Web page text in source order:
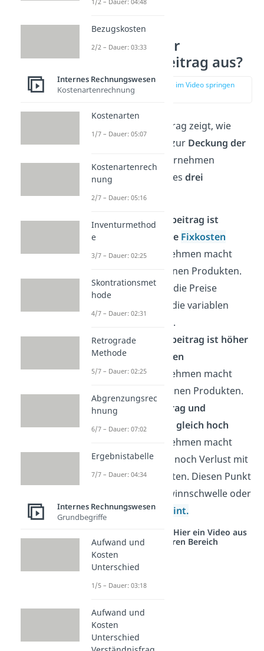
Was sagt der
Deckungsbeitrag aus?
zur Stelle im Video springen
Der Deckungsbeitrag zeigt, wie
stark ein Produkt zur Deckung der
im Unternehmen
beiträgt. Hier gibt es drei
Möglichkeiten:
Der Deckungsbeitrag ist
geringer als die Fixkosten
→Das Unternehmen macht
mit seinen Produkten.
Du musst also die Preise
erhöhen oder die variablen
Kosten senken.
Der Deckungsbeitrag ist höher
als die Fixkosten
→Das Unternehmen macht
mit seinen Produkten.
Deckungsbeitrag und
Fixkosten sind gleich hoch
Das Unternehmen macht
weder Gewinn noch Verlust mit
seinen Produkten. Diesen Punkt
nennst du Gewinnschwelle oder
Break-Even-Point.
Studyflix vernetzt: Hier ein Video aus
einem anderen Bereich
Bezugskosten
2/2 – Dauer: 03:33
Internes Rechnungswesen
Kostenartenrechnung
Kostenarten
1/7 – Dauer: 05:07
Kostenartenrech
nung
2/7 – Dauer: 05:16
Inventurmethod
e
3/7 – Dauer: 02:25
Skontrationsmet
hode
4/7 – Dauer: 02:31
Retrograde
Methode
5/7 – Dauer: 02:25
Abgrenzungsrec
hnung
6/7 – Dauer: 07:02
Ergebnistabelle
7/7 – Dauer: 04:34
Internes Rechnungswesen
Grundbegriffe
Aufwand und
Kosten
Unterschied
1/5 – Dauer: 03:18
Aufwand und
Kosten
Unterschied